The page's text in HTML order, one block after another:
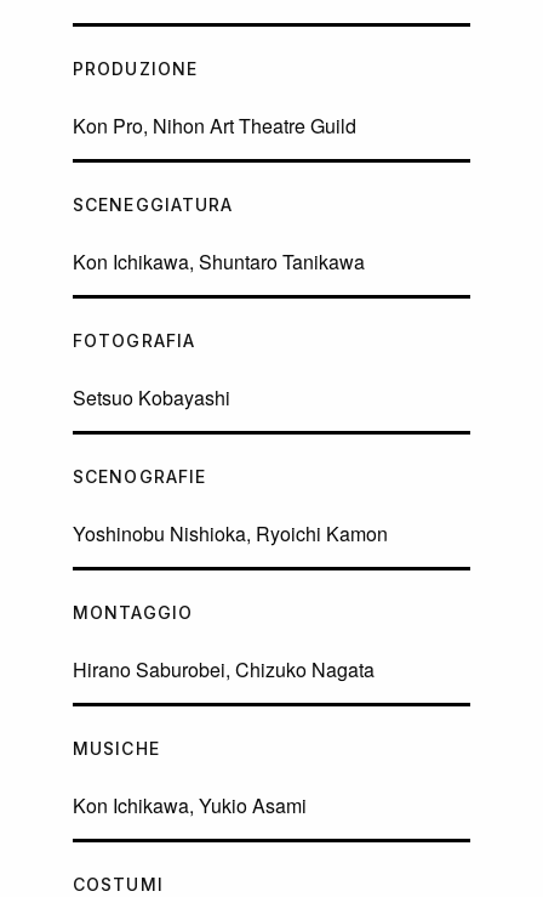
PRODUZIONE
Kon Pro, Nihon Art Theatre Guild
SCENEGGIATURA
Kon Ichikawa, Shuntaro Tanikawa
FOTOGRAFIA
Setsuo Kobayashi
SCENOGRAFIE
Yoshinobu Nishioka, Ryoichi Kamon
MONTAGGIO
Hirano Saburobei, Chizuko Nagata
MUSICHE
Kon Ichikawa, Yukio Asami
COSTUMI